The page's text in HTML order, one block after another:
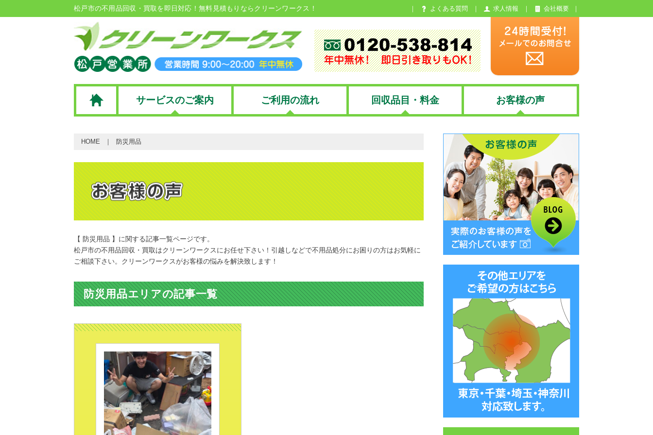
松戸市の不用品回収・買取を即日対応！無料見積もりならクリーンワークス！ よくある質問 求人情報 会社概要
サービスのご案内 ご利用の流れ 回収品目・料金 お客様の声
HOME 防災用品
【 防災用品 】に関する記事一覧ページです。
松戸市の不用品回収・買取はクリーンワークスにお任せ下さい！引越しなどで不用品処分にお困りの方はお気軽に
ご相談下さい。クリーンワークスがお客様の悩みを解決致します！
防災用品エリアの記事一覧